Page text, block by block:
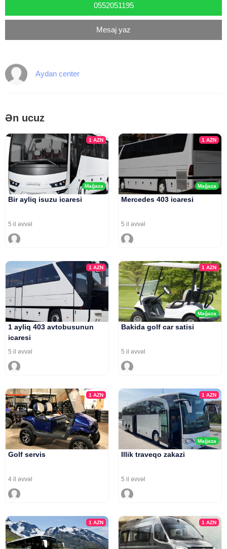
0552051195
Mesaj yaz
Aydan center
Ən ucuz
Mağaza
1AZN
Bir ayliq isuzu icaresi
5 il əvvəl
Mağaza
1 AZN
Mercedes 403 icaresi
5 il əvvəl
1AZN
1 ayliq 403 avtobusunun
icaresi
5 il əvvəl
Mağaza
1 AZN
Bakida golf car satisi
5 il əvvəl
1AZN
Golf servis
4 il əvvəl
Mağaza
1 AZN
Illik traveqo zakazi
5 il əvvəl
1AZN 1 AZN